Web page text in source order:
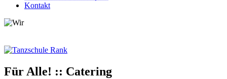
Kontakt
Für Alle! :: Catering